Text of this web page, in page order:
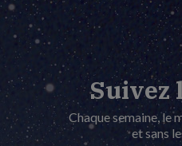
Suivez
Chaque semaine, le
et sans